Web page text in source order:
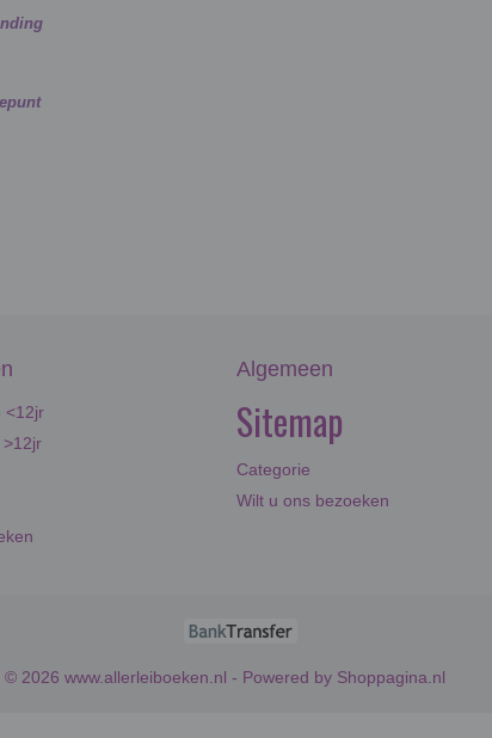
<12jr
Algemeen
Sitemap
Categorie
Wilt u ons bezoeken
© 2026 www.allerleiboeken.nl - Powered by Shoppagina.nl